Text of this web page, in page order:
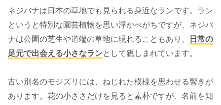
ネジバナは日本の草地でも見られる身近なランです。ラン
というと特別な園芸植物を思い浮かべがちですが、ネジバ
ナは公園の芝生や道端の草地に現れることもあり、
日常の
足元で出会える小さなランとして親しまれています。
古い別名のモジズリには、ねじれた模様を思わせる響きが
あります。花の小ささだけを見ると素朴ですが、名前を知